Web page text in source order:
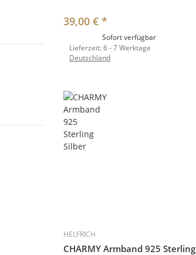
39,00 € *
Sofort verfügbar
Lieferzeit:6 - 7 Werktage
Deutschland
HELFRICH
CHARMY Armband 925 Sterling